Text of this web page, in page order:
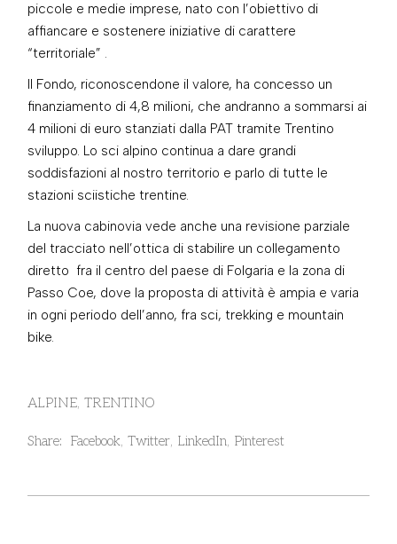
piccole e medie imprese, nato con l’obiettivo di
affiancare e sostenere iniziative di carattere
“territoriale” .
Il Fondo, riconoscendone il valore, ha concesso un
finanziamento di 4,8 milioni, che andranno a sommarsi ai
4 milioni di euro stanziati dalla PAT tramite Trentino
sviluppo. Lo sci alpino continua a dare grandi
soddisfazioni al nostro territorio e parlo di tutte le
stazioni sciistiche trentine.
La nuova cabinovia vede anche una revisione parziale
del tracciato nell’ottica di stabilire un collegamento
diretto fra il centro del paese di Folgaria e la zona di
Passo Coe, dove la proposta di attività è ampia e varia
in ogni periodo dell’anno, fra sci, trekking e mountain
bike.
ALPINE TRENTINO
Share: Facebook Twitter LinkedIn Pinterest